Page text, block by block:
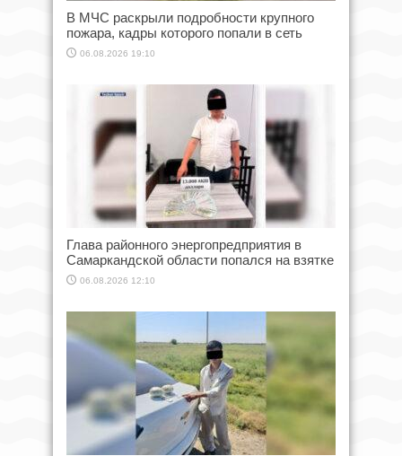
В МЧС раскрыли подробности крупного
пожара, кадры которого попали в сеть
06.08.2026 19:10
Глава районного энергопредприятия в
Самаркандской области попался на взятке
06.08.2026 12:10